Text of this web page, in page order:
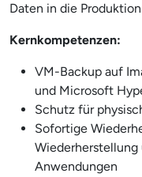
Daten in die
Kernkompetenzen:
VM-Backup auf
und Microsoft
Schutz für
Sofortige
Anwendungen